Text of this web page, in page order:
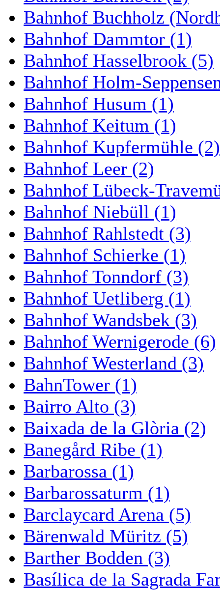
Bahnhof Buchholz
Bahnhof Dammtor (1)
Bahnhof Hasselbrook (5)
Bahnhof Holm-
Bahnhof Husum (1)
Bahnhof Keitum (1)
Bahnhof Kupfermühle (2)
Bahnhof Leer (2)
Bahnhof Lübeck-
Bahnhof Niebüll (1)
Bahnhof Rahlstedt (3)
Bahnhof Schierke (1)
Bahnhof Tonndorf (3)
Bahnhof Uetliberg (1)
Bahnhof Wandsbek (3)
Bahnhof Wernigerode (6)
Bahnhof Westerland (3)
BahnTower (1)
Bairro Alto (3)
Baixada de la Glòria (2)
Banegård Ribe (1)
Barbarossa (1)
Barbarossaturm (1)
Barclaycard Arena (5)
Bärenwald Müritz (5)
Barther Bodden (3)
Basílica de la Sagrada